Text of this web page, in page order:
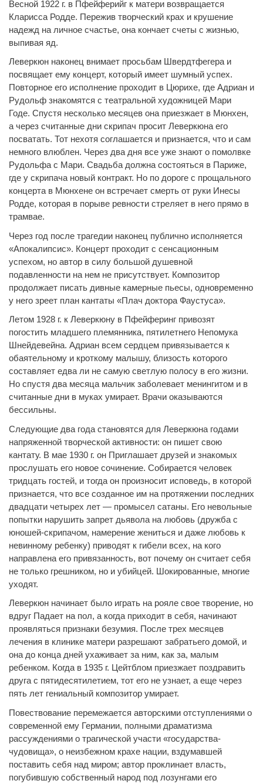
Весной 1922 г. в Пфейферийг к матери возвращается
Кларисса Родде. Пережив творческий крах и крушение
надежд на личное счастье, она кончает счеты с жизнью,
выпивая яд.
Леверкюн наконец внимает просьбам Швердтфегера и
посвящает ему концерт, который имеет шумный успех.
Повторное его исполнение проходит в Цюрихе, где Адриан и
Рудольф знакомятся с театральной художницей Мари
Годе. Спустя несколько месяцев она приезжает в Мюнхен,
а через считанные дни скрипач просит Леверкюна его
посватать. Тот нехотя соглашается и признается, что и сам
немного влюблен. Через два дня все уже знают о помолвке
Рудольфа с Мари. Свадьба должна состояться в Париже,
где у скрипача новый контракт. Но по дороге с прощального
концерта в Мюнхене он встречает смерть от руки Инесы
Родде, которая в порыве ревности стреляет в него прямо в
трамвае.
Через год после трагедии наконец публично исполняется
«Апокалипсис». Концерт проходит с сенсационным
успехом, но автор в силу большой душевной
подавленности на нем не присутствует. Композитор
продолжает писать дивные камерные пьесы, одновременно
у него зреет план кантаты «Плач доктора Фаустуса».
Летом 1928 г. к Леверкюну в Пфейферинг привозят
погостить младшего племянника, пятилетнего Непомука
Шнейдевейна. Адриан всем сердцем привязывается к
обаятельному и кроткому малышу, близость которого
составляет едва ли не самую светлую полосу в его жизни.
Но спустя два месяца мальчик заболевает менингитом и в
считанные дни в муках умирает. Врачи оказываются
бессильны.
Следующие два года становятся для Леверкюна годами
напряженной творческой активности: он пишет свою
кантату. В мае 1930 г. он Приглашает друзей и знакомых
прослушать его новое сочинение. Собирается человек
тридцать гостей, и тогда он произносит исповедь, в которой
признается, что все созданное им на протяжении последних
двадцати четырех лет — промысел сатаны. Его невольные
попытки нарушить запрет дьявола на любовь (дружба с
юношей-скрипачом, намерение жениться и даже любовь к
невинному ребенку) приводят к гибели всех, на кого
направлена его привязанность, вот почему он считает себя
не только грешником, но и убийцей. Шокированные, многие
уходят.
Леверкюн начинает было играть на рояле свое творение, но
вдруг Падает на пол, а когда приходит в себя, начинают
проявляться признаки безумия. После трех месяцев
лечения в клинике матери разрешают забратьего домой, и
она до конца дней ухаживает за ним, как за, малым
ребенком. Когда в 1935 г. Цейтблом приезжает поздравить
друга с пятидесятилетием, тот его не узнает, а еще через
пять лет гениальный композитор умирает.
Повествование перемежается авторскими отступлениями о
современной ему Германии, полными драматизма
рассуждениями о трагической участи «государства-
чудовища», о неизбежном крахе нации, вздумавшей
поставить себя над миром; автор проклинает власть,
погубившую собственный народ под лозунгами его